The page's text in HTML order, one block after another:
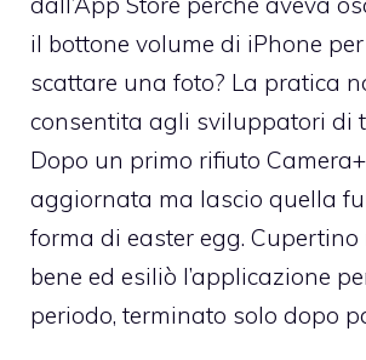
il bottone volume di iPhone
scattare una foto? La pratica
consentita agli sviluppatori di
Dopo un primo rifiuto
aggiornata ma lascio quella
forma di easter egg. Cupertino
bene ed esiliò l’applicazione
periodo, terminato solo dopo